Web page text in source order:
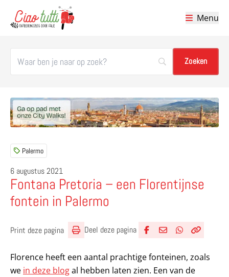
Menu
Palermo
6 augustus 2021
Fontana Pretoria – een Florentijnse
fontein in Palermo
Print deze pagina Deel deze pagina
Florence heeft een aantal prachtige fonteinen, zoals
we in deze blogal hebben laten zien. Een van de